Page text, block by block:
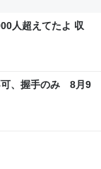
人超えてたよ 収
可、握手のみ 8月9